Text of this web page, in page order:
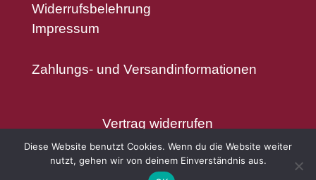
Widerrufsbelehrung
Impressum
Zahlungs- und Versandinformationen
Vertrag widerrufen
Diese Website benutzt Cookies. Wenn du die Website weiter
nutzt, gehen wir von deinem Einverständnis aus.